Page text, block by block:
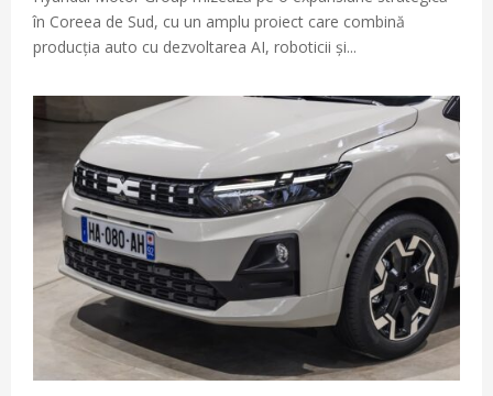
în Coreea de Sud, cu un amplu proiect care combină
producția auto cu dezvoltarea AI, roboticii și...